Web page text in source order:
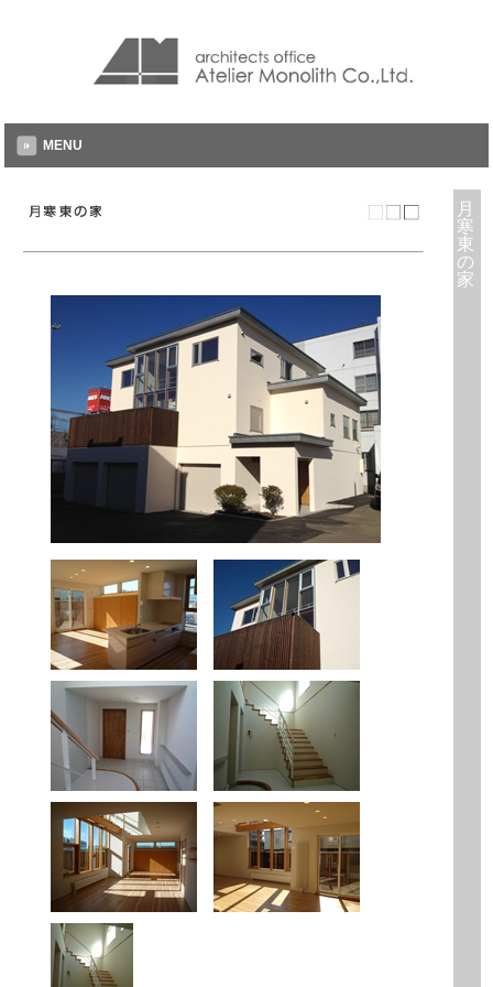
MENU
月
寒
東
の
家